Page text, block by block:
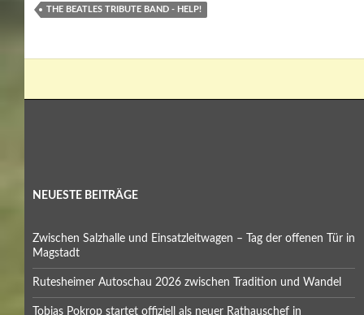
THE BEATLES TRIBUTE BAND - HELP!
NEUESTE BEITRÄGE
Zwischen Salzhalle und Einsatzleitwagen – Tag der offenen Tür in
Magstadt
Rutesheimer Autoschau 2026 zwischen Tradition und Wandel
Tobias Pokrop startet offiziell als neuer Rathauschef in